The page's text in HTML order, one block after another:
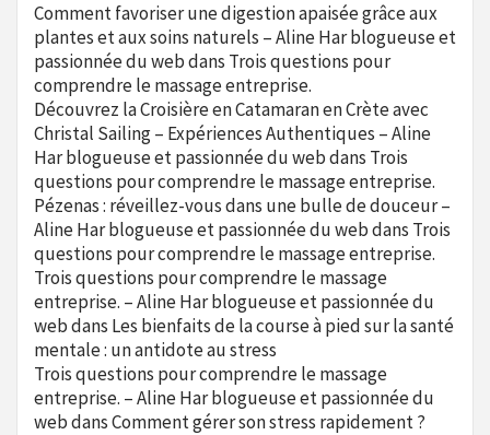
Comment favoriser une digestion apaisée grâce aux
plantes et aux soins naturels – Aline Har blogueuse et
passionnée du webdans Trois questions pour
comprendre le massage entreprise.
Découvrez la Croisière en Catamaran en Crète avec
Christal Sailing – Expériences Authentiques – Aline
Har blogueuse et passionnée du webdans Trois
questions pour comprendre le massage entreprise.
Pézenas : réveillez-vous dans une bulle de douceur –
Aline Har blogueuse et passionnée du webdans Trois
questions pour comprendre le massage entreprise.
Trois questions pour comprendre le massage
entreprise. – Aline Har blogueuse et passionnée du
webdans Les bienfaits de la course à pied sur la santé
mentale : un antidote au stress
Trois questions pour comprendre le massage
entreprise. – Aline Har blogueuse et passionnée du
webdansComment gérer son stress rapidement ?